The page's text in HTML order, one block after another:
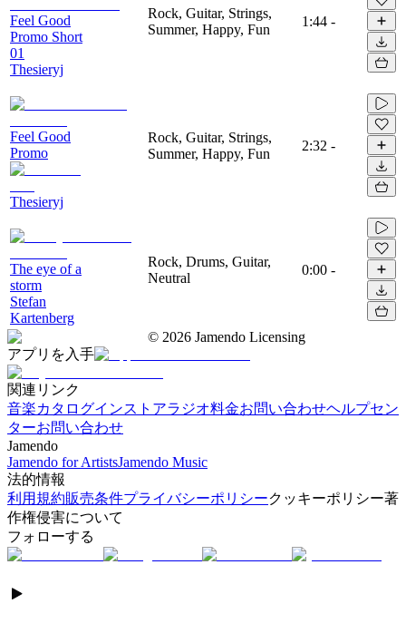
Feel Good
Promo Short
01
Thesieryj
Rock, Guitar, Strings,
Summer, Happy, Fun
1:44 -
Feel Good
Promo
Thesieryj
Rock, Guitar, Strings,
Summer, Happy, Fun
2:32 -
The eye of a
storm
Stefan
Kartenberg
Rock, Drums, Guitar,
Neutral
0:00 -
© 2026 Jamendo Licensing
アプリを入手
関連リンク
音楽カタログインストアラジオ料金お問い合わせヘルプセン
ターお問い合わせ
Jamendo
Jamendo for ArtistsJamendo Music
法的情報
利用規約販売条件プライバシーポリシークッキーポリシー著
作権侵害について
フォローする